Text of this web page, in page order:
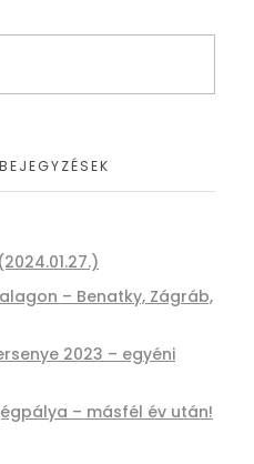
– Benatky, Zágráb,
2023 – egyéni
– másfél év után!